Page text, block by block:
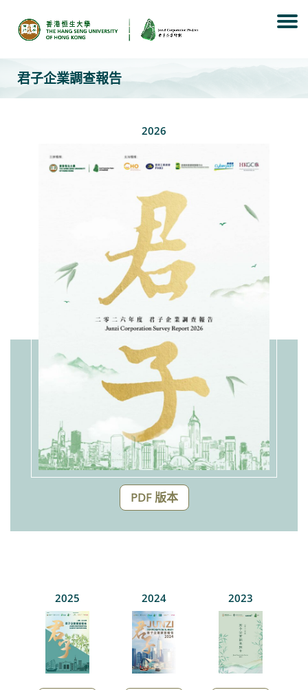
content
君子企業調查報告
2026
PDF 版本
2025 2024 2023